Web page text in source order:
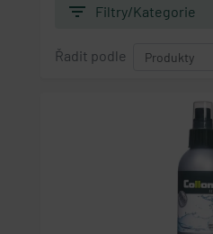
filter_list Filtry/Kategorie
Řadit podle